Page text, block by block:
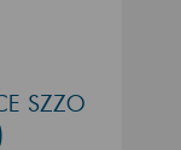
SZZO